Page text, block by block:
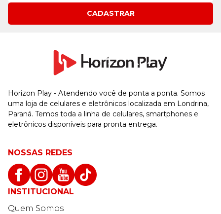
CADASTRAR
Horizon Play - Atendendo você de ponta a ponta. Somos
uma loja de celulares e eletrônicos localizada em Londrina,
Paraná. Temos toda a linha de celulares, smartphones e
eletrônicos disponíveis para pronta entrega.
NOSSAS REDES
INSTITUCIONAL
Quem Somos